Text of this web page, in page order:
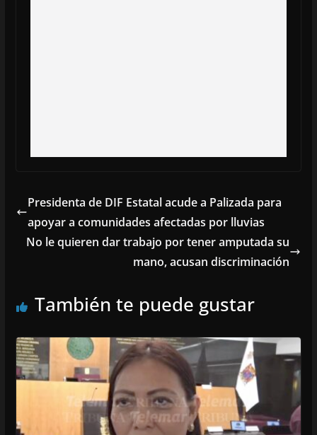
Presidenta de DIF Estatal acude a Palizada para
apoyar a comunidades afectadas por lluvias
No le quieren dar trabajo por tener amputada su
mano, acusan discriminación
También te puede gustar